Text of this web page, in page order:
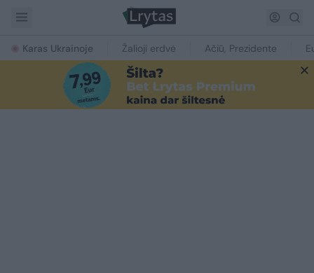
Karas Ukrainoje Žalioji erdvė Ačiū, Prezidente